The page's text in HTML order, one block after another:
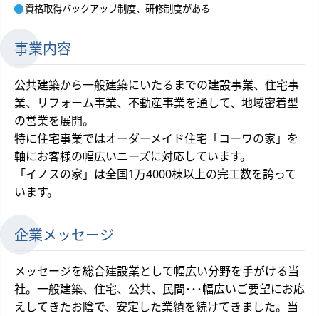
資格取得バックアップ制度、研修制度がある
事業内容
公共建築から一般建築にいたるまでの建設事業、住宅事
業、リフォーム事業、不動産事業を通して、地域密着型
の営業を展開。
特に住宅事業ではオーダーメイド住宅「コーワの家」を
軸にお客様の幅広いニーズに対応しています。
「イノスの家」は全国1万4000棟以上の完工数を誇って
います。
企業メッセージ
メッセージを総合建設業として幅広い分野を手がける当
社。一般建築、住宅、公共、民間･･･幅広いご要望にお応
えしてきたお陰で、安定した業績を続けてきました。当